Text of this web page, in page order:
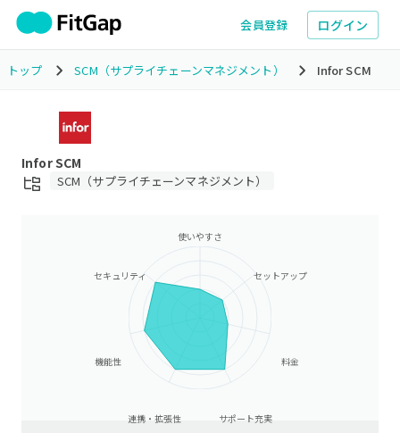
会員登録 ログイン
トップ SCM（サプライチェーンマネジメント） Infor SCM
Infor SCM
SCM（サプライチェーンマネジメント）
使いやすさ
セットアップ
料金
サポート充実
連携・拡張性
機能性
セキュリティ